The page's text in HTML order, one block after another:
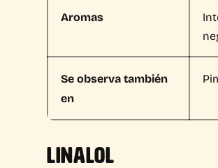
Aromas
Se observa también
en
LINALOL